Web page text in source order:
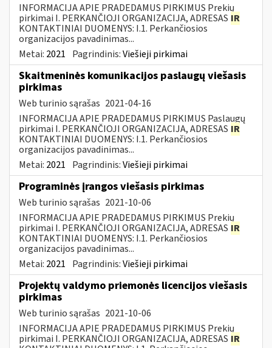
INFORMACIJA APIE PRADEDAMUS PIRKIMUS Prekių
pirkimai I. PERKANČIOJI ORGANIZACIJA, ADRESAS IR
KONTAKTINIAI DUOMENYS: I.1. Perkančiosios
organizacijos pavadinimas...
Metai: 2021 Pagrindinis:Viešieji pirkimai
Skaitmeninės komunikacijos paslaugų viešasis
pirkimas
Web turinio sąrašas 2021-04-16
INFORMACIJA APIE PRADEDAMUS PIRKIMUS Paslaugų
pirkimai I. PERKANČIOJI ORGANIZACIJA, ADRESAS IR
KONTAKTINIAI DUOMENYS: I.1. Perkančiosios
organizacijos pavadinimas...
Metai: 2021 Pagrindinis:Viešieji pirkimai
Programinės įrangos viešasis pirkimas
Web turinio sąrašas 2021-10-06
INFORMACIJA APIE PRADEDAMUS PIRKIMUS Prekių
pirkimai I. PERKANČIOJI ORGANIZACIJA, ADRESAS IR
KONTAKTINIAI DUOMENYS: I.1. Perkančiosios
organizacijos pavadinimas...
Metai: 2021 Pagrindinis:Viešieji pirkimai
Projektų valdymo priemonės licencijos viešasis
pirkimas
Web turinio sąrašas 2021-10-06
INFORMACIJA APIE PRADEDAMUS PIRKIMUS Prekių
pirkimai I. PERKANČIOJI ORGANIZACIJA, ADRESAS IR